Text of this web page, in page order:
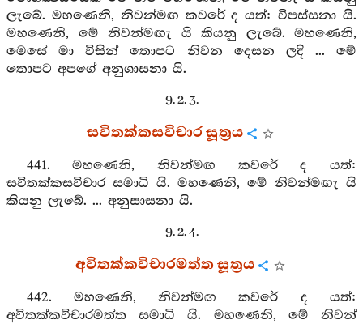
ලැබේ. මහණෙනි, නිවන්මඟ කවරේ ද යත්: විපස්සනා යි.
මහණෙනි, මේ නිවන්මඟැ යි කියනු ලැබේ. මහණෙනි,
මෙසේ මා විසින් තොපට නිවන දෙසන ලදි ... මේ
තොපට අපගේ අනුශාසනා යි.
9. 2. 3.
සවිතක්කසවිචාර සූත්‍රය
441. මහණෙනි, නිවන්මඟ කවරේ ද යත්:
සවිතක්කසවිචාර සමාධි යි. මහණෙනි, මේ නිවන්මඟැ යි
කියනු ලැබේ. ... අනුසාසනා යි.
9. 2. 4.
අවිතක්කවිචාරමත්ත සූත්‍රය
442. මහණෙනි, නිවන්මඟ කවරේ ද යත්:
අවිතක්කවිචාරමත්ත සමාධි යි. මහණෙනි, මේ නිවන්